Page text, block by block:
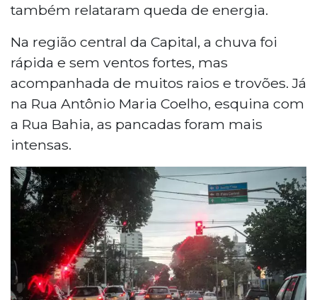
também relataram queda de energia.
Na região central da Capital, a chuva foi
rápida e sem ventos fortes, mas
acompanhada de muitos raios e trovões. Já
na Rua Antônio Maria Coelho, esquina com
a Rua Bahia, as pancadas foram mais
intensas.